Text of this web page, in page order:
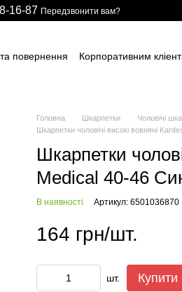
16-87 Передзвонити вам?
повернення Корпоративним
Головна Шкарпетки Чоловічі
Шкарпетки чоловічі високі вовняні
Шкарпетки
Medical 40-46
В наявності Артикул: 6501036870
164 грн/шт.
шт. Купити